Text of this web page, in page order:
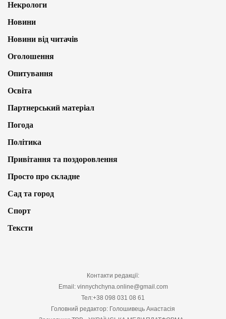
Некрологи
Новини
Новини від читачів
Оголошення
Опитування
Освіта
Партнерський матеріал
Погода
Політика
Привітання та поздоровлення
Просто про складне
Сад та город
Спорт
Тексти
Контакти редакції:
Email: vinnychchyna.online@gmail.com
Тел:+38 098 031 08 61
Головний редактор: Голошивець Анастасія